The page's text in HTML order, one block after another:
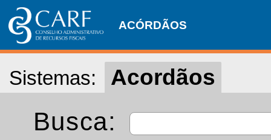
ACÓRDÃOS
Sistemas: Acordãos
Busca: